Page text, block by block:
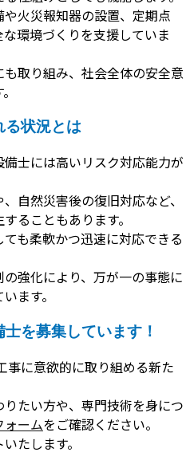
火災報知器の設置、定期点
環境づくりを支援していま
取り組み、社会全体の安全意
る状況とは
士には高いリスク対応能力が
自然災害後の復旧対応など、
ることもあります。
も柔軟かつ迅速に対応できる
強化により、万が一の事態に
ます。
を募集しています！
事に意欲的に取り組める新た
たい方や、専門技術を身につ
ォームをご確認ください。
たします。